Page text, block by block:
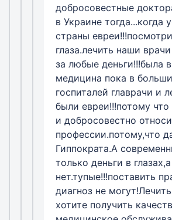
добросовестные
в Украине тогда...когда
страны
глаза.лечить наши
за любые деньги!!!была
медицина пока в
госпиталей главрачи и
были евреи!!!потому что
и добросовестно
профессии.потому,что
Гиппократа.А
только деньги в
нет.тупые!!!поставить
диагноз не
хотите получить